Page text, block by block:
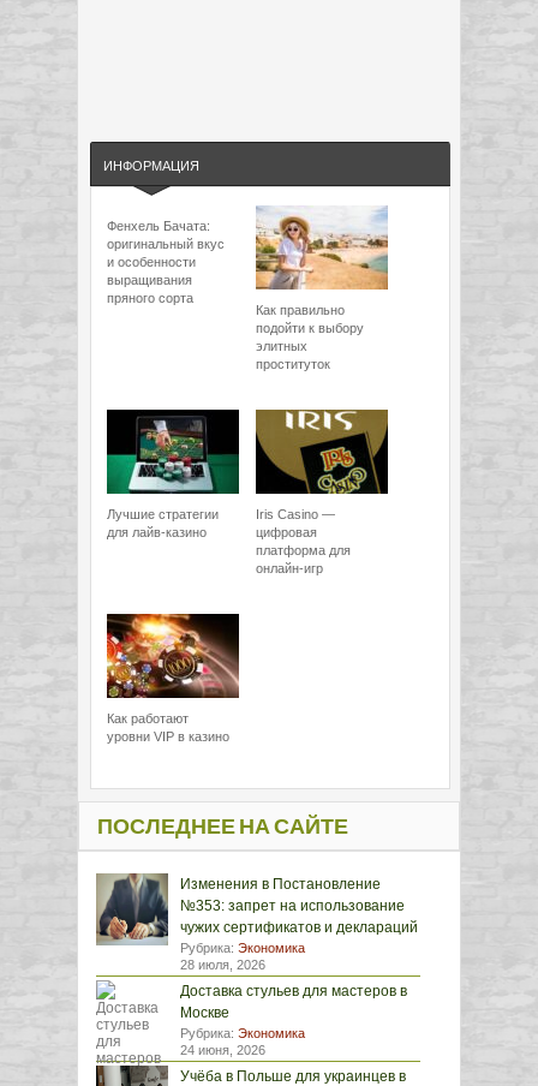
ИНФОРМАЦИЯ
Фенхель Бачата:
оригинальный вкус
и особенности
выращивания
пряного сорта
Как правильно
подойти к выбору
элитных
проституток
Лучшие стратегии
для лайв-казино
Iris Casino —
цифровая
платформа для
онлайн-игр
Как работают
уровни VIP в казино
ПОСЛЕДНЕЕ НА САЙТЕ
Изменения в Постановление
№353: запрет на использование
чужих сертификатов и деклараций
Рубрика: Экономика
28 июля, 2026
Доставка стульев для мастеров в
Москве
Рубрика: Экономика
24 июня, 2026
Учёба в Польше для украинцев в